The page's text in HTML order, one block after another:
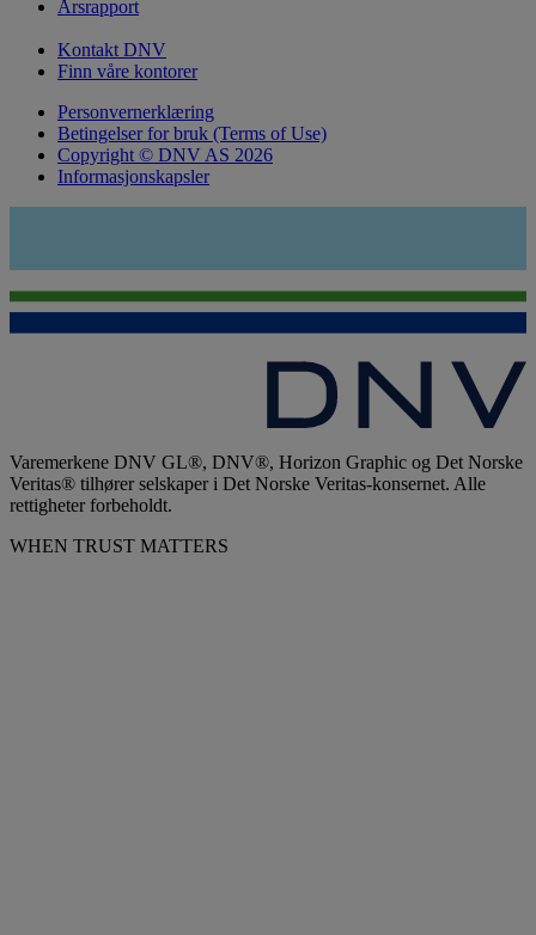
Årsrapport
Kontakt DNV
Finn våre kontorer
Personvernerklæring
Betingelser for bruk (Terms of Use)
Copyright © DNV AS 2026
Informasjonskapsler
Varemerkene DNV GL®, DNV®, Horizon Graphic og Det Norske
Veritas® tilhører selskaper i Det Norske Veritas-konsernet. Alle
rettigheter forbeholdt.
WHEN TRUST MATTERS